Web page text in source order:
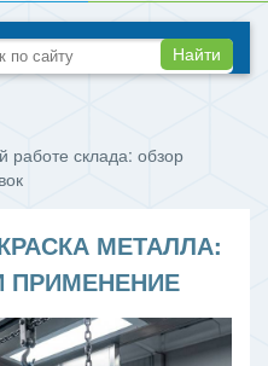
Найти
работе склада: обзор
МЕТАЛЛА:
ПРИМЕНЕНИЕ